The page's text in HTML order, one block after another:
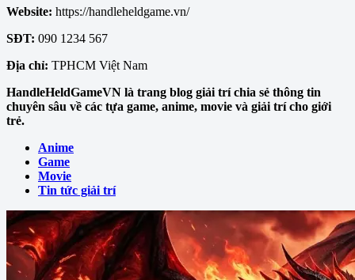
Website: https://handleheldgame.vn/
SĐT: 090 1234 567
Địa chỉ: TPHCM Việt Nam
HandleHeldGameVN là trang blog giải trí chia sẻ thông tin
chuyên sâu về các tựa game, anime, movie và giải trí cho giới
trẻ.
Anime
Game
Movie
Tin tức giải trí